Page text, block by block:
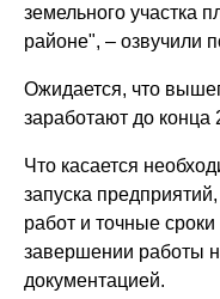
земельного участка
районе", – озвучили
Ожидается, что
заработают до конца
Что касается
запуска
работ и точные
завершении работы
документацией.